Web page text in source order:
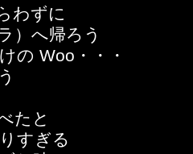
わずに
）へ帰ろう
の Woo・・・
たと
すぎる